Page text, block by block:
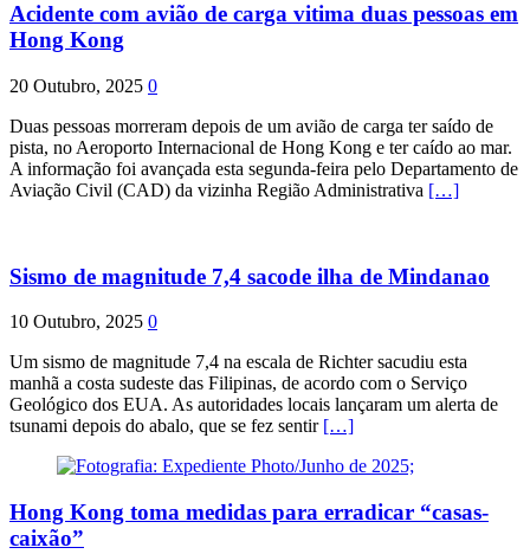
Acidente com avião de carga vitima duas pessoas em
Hong Kong
20 Outubro, 2025 0
Duas pessoas morreram depois de um avião de carga ter saído de
pista, no Aeroporto Internacional de Hong Kong e ter caído ao mar.
A informação foi avançada esta segunda-feira pelo Departamento de
Aviação Civil (CAD) da vizinha Região Administrativa […]
Sismo de magnitude 7,4 sacode ilha de Mindanao
10 Outubro, 2025 0
Um sismo de magnitude 7,4 na escala de Richter sacudiu esta
manhã a costa sudeste das Filipinas, de acordo com o Serviço
Geológico dos EUA. As autoridades locais lançaram um alerta de
tsunami depois do abalo, que se fez sentir […]
Hong Kong toma medidas para erradicar “casas-
caixão”